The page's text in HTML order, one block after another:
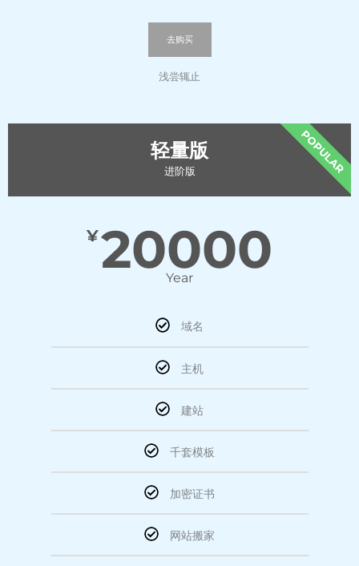
去购买
浅尝辄止
轻量版
进阶版
¥20000
Year
域名
主机
建站
千套模板
加密证书
网站搬家
POPULAR